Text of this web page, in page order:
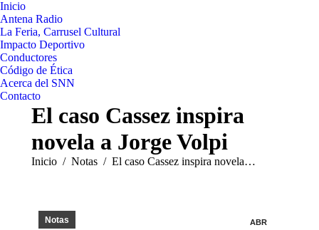
Inicio
Antena Radio
La Feria, Carrusel Cultural
Impacto Deportivo
Conductores
Código de Ética
Acerca del SNN
Contacto
El caso Cassez inspira
novela a Jorge Volpi
Estás aquí:
Inicio Notas El caso Cassez inspira novela…
ABR
Notas